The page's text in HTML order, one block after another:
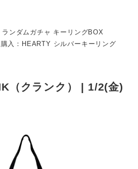
ンダムガチャ キーリングBOX
入：HEARTY シルバーキーリング
（クランク） | 1/2(金)